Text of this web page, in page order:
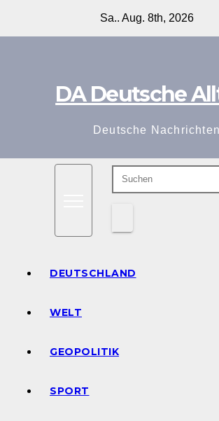
Sa.. Aug. 8th, 2026
DA Deutsche
Deutsche Nachrichten
DEUTSCHLAND
WELT
GEOPOLITIK
SPORT